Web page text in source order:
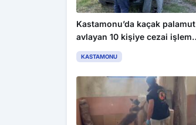
Kastamonu’da kaçak palamut
avlayan 10 kişiye cezai işlem
uygulandı
KASTAMONU